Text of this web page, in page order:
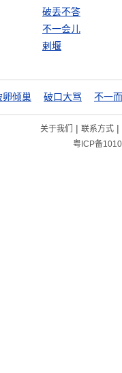
破丢不答
不一会儿
剌堰
卵倾巢 破口大骂 不一
关于我们 | 联系方式|
粤ICP备